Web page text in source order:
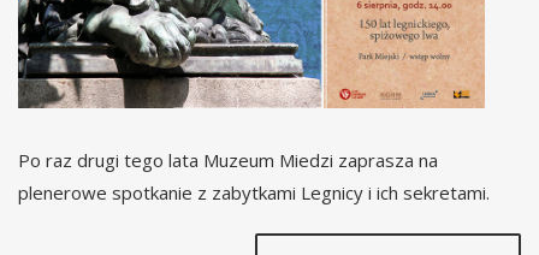
Po raz drugi tego lata Muzeum Miedzi zaprasza na
plenerowe spotkanie z zabytkami Legnicy i ich sekretami.